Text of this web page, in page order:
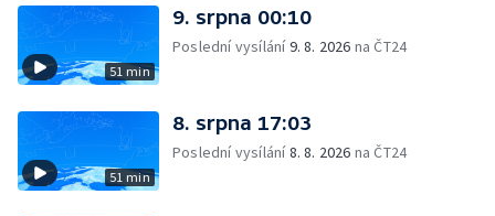
51 min
9. srpna 00:10
Poslední vysílání9. 8. 2026 na ČT24
51 min
8. srpna 17:03
Poslední vysílání8. 8. 2026 na ČT24